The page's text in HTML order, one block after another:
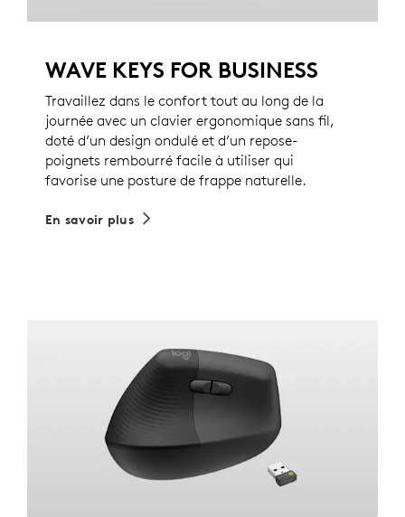
WAVE KEYS FOR BUSINESS
Travaillez dans le confort tout au long de la
journée avec un clavier ergonomique sans fil,
doté d’un design ondulé et d’un repose-
poignets rembourré facile à utiliser qui
favorise une posture de frappe naturelle.
En savoir plus